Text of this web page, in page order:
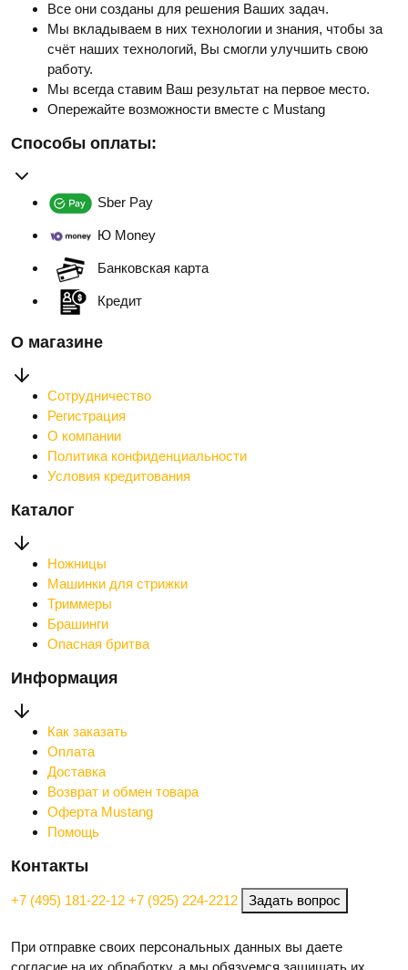
Все они созданы для решения Ваших задач.
Мы вкладываем в них технологии и знания, чтобы за
счёт наших технологий, Вы смогли улучшить свою
работу.
Мы всегда ставим Ваш результат на первое место.
Опережайте возможности вместе с Mustang
Способы оплаты:
Sber Pay
Ю Money
Банковская карта
Кредит
О магазине
Сотрудничество
Регистрация
О компании
Политика конфиденциальности
Условия кредитования
Каталог
Ножницы
Машинки для стрижки
Триммеры
Брашинги
Опасная бритва
Информация
Как заказать
Оплата
Доставка
Возврат и обмен товара
Оферта Mustang
Помощь
Контакты
+7 (495) 181-22-12 +7 (925) 224-2212 Задать вопрос
При отправке своих персональных данных вы даете
согласие на их обработку, а мы обязуемся защищать их.